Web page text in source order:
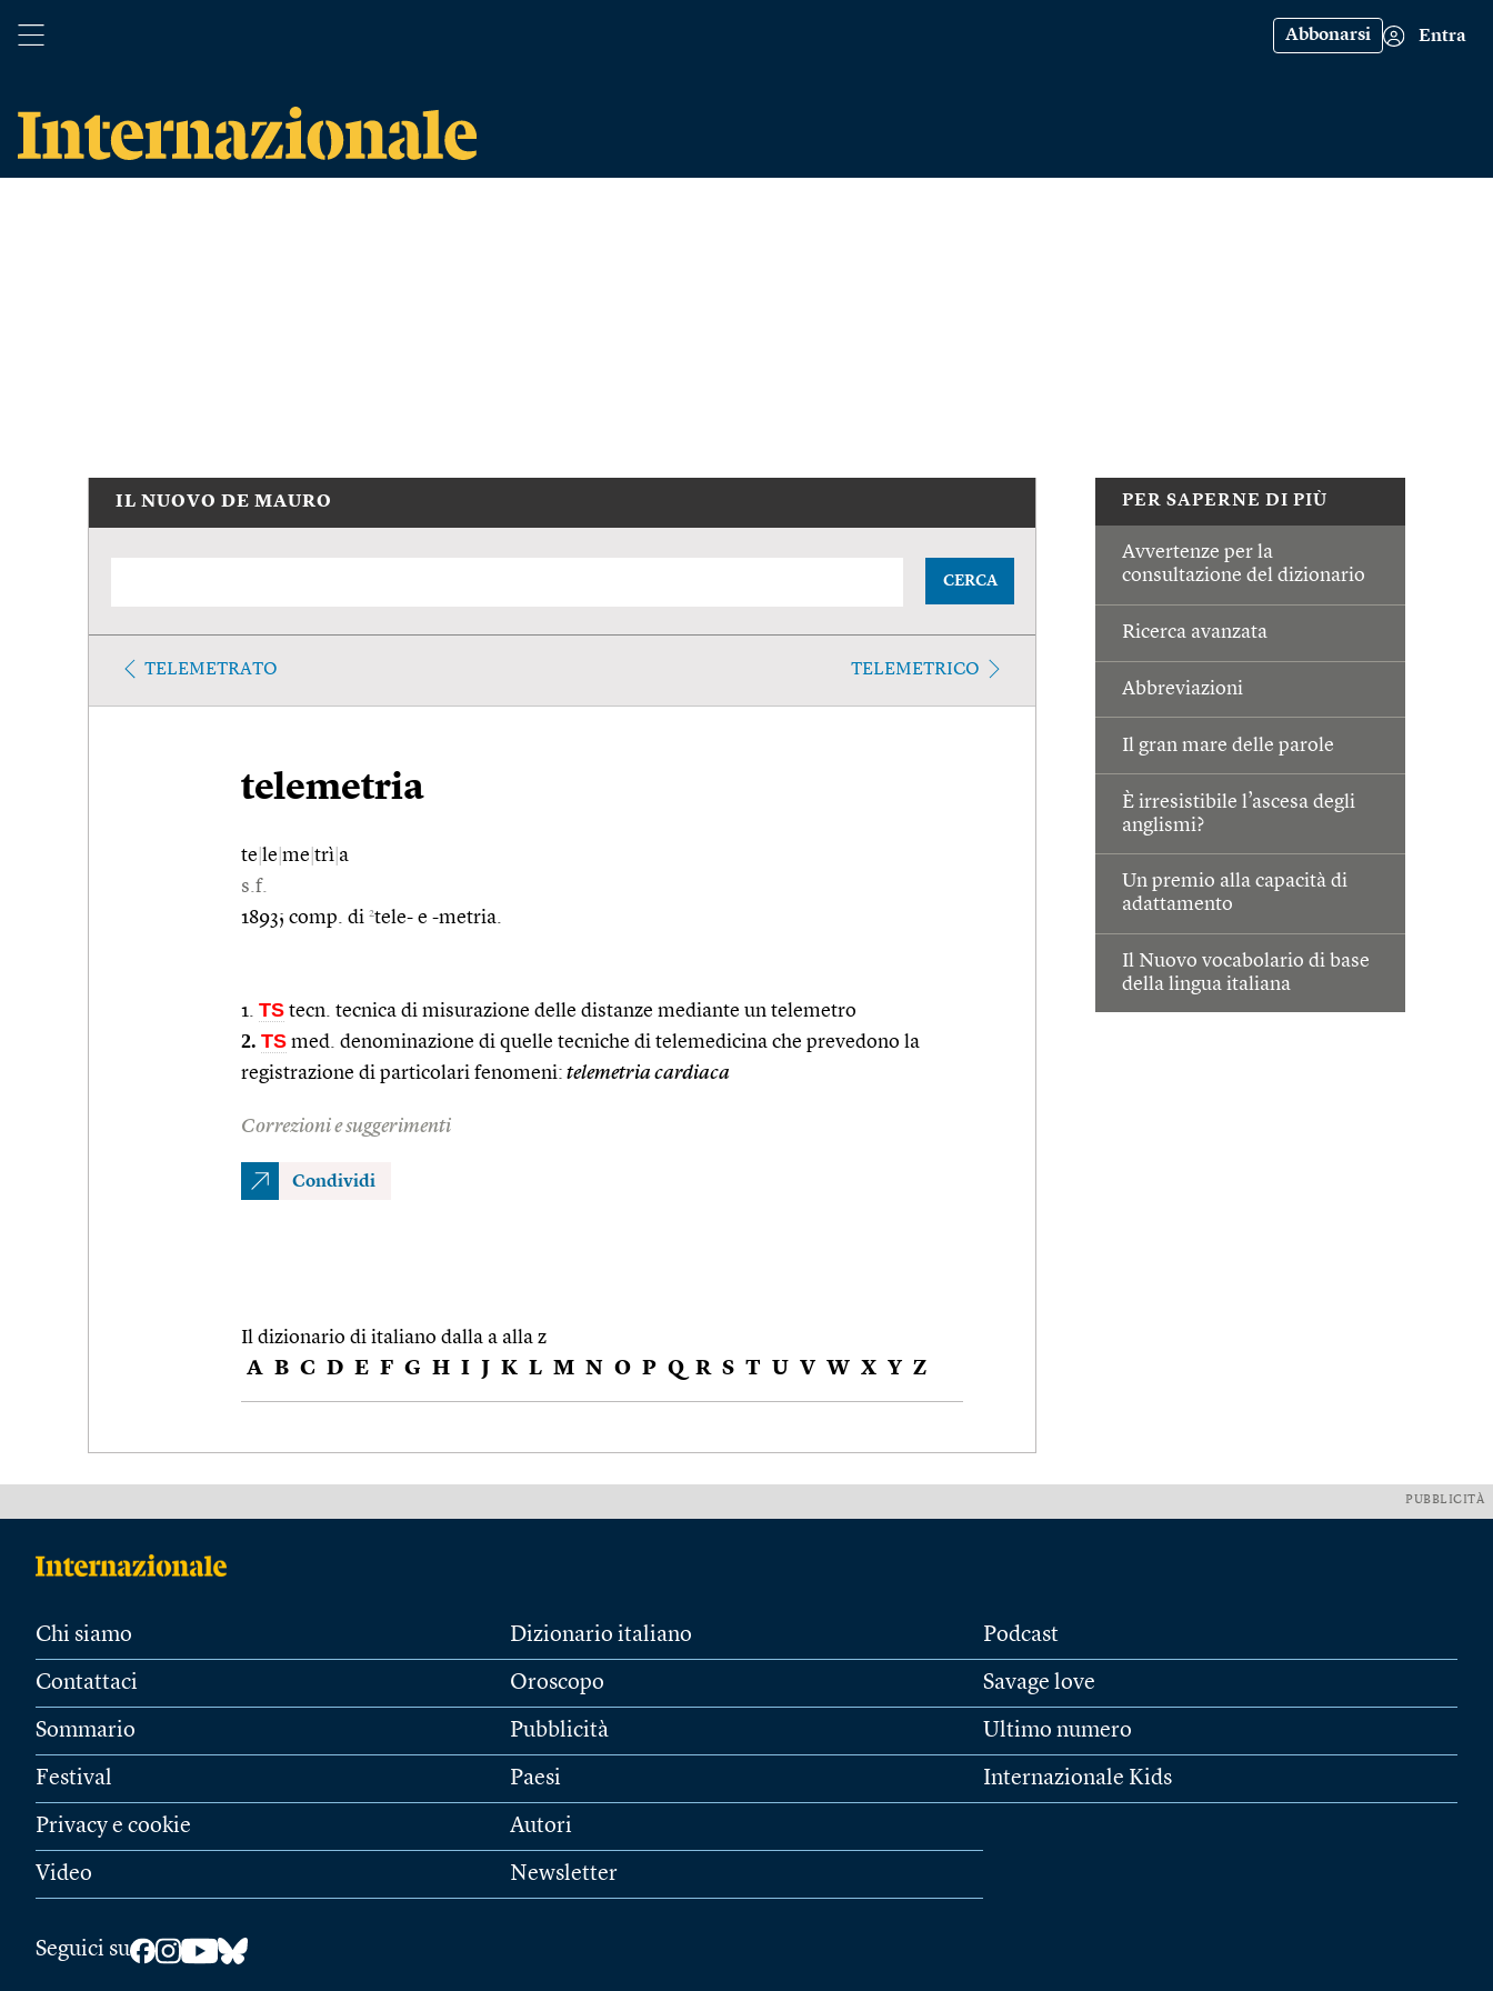
Abbonarsi Entra
PER SAPERNE DI PIÙ
Avvertenze per la
consultazione del dizionario
Ricerca avanzata
Abbreviazioni
Il gran mare delle parole
È irresistibile l’ascesa degli
anglismi?
Un premio alla capacità di
adattamento
Il Nuovo vocabolario di base
della lingua italiana
IL NUOVO DE MAURO
CERCA
TELEMETRATO TELEMETRICO
telemetria
te le me trì a
s.f.
1893; comp. di 2tele- e -metria.
1. TS tecn. tecnica di misurazione delle distanze mediante un telemetro
2. TS med. denominazione di quelle tecniche di telemedicina che prevedono la
registrazione di particolari fenomeni: telemetria cardiaca
Correzioni e suggerimenti
Condividi
Il dizionario di italiano dalla a alla z
A B C D E F G H I J K L M N O P Q R S T U V W X Y Z
PUBBLICITÀ
Chi siamo
Contattaci
Sommario
Festival
Privacy e cookie
Video
Dizionario italiano
Oroscopo
Pubblicità
Paesi
Autori
Newsletter
Podcast
Savage love
Ultimo numero
Internazionale Kids
Seguici su